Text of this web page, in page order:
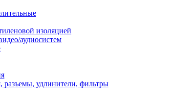
изоляцией
аудиосистем
разъемы, удлинители, фильтры